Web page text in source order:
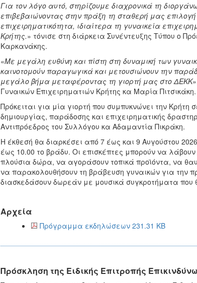
Για τον λόγο αυτό, στηρίζουμε διαχρονικά τη
επιβεβαιώνοντας στην πράξη τη σταθερή μας
επιχειρηματικότητα, ιδιαίτερα τη γυναικεία
Κρήτης.» τόνισε στη διάρκεια Συνέντευξης Τύπου ο
Καρκανάκης.
«Με μεγάλη ευθύνη και πίστη στη δυναμική των
καινοτομούν παραγωγικά και μετουσιώνουν την
μεγάλο βήμα μεταφέροντας τη γιορτή μας στο ΔΕΚΚ
Γυναικών Επιχειρηματιών Κρήτης κα Μαρία Πιτσικάκη.
Πρόκειται για μία γιορτή που συμπυκνώνει την
δημιουργίας, παράδοσης και επιχειρηματικής
Αντιπρόεδρος του Συλλόγου κα Αδαμαντία Πικράκη.
Η έκθεσή θα διαρκέσει από 7 έως και 9 Αυγούστου
έως 10.00 το βράδυ. Οι επισκέπτες μπορούν να
πλούσια δώρα, να αγοράσουν τοπικά προϊόντα, να
να παρακολουθήσουν τη βράβευση γυναικών για την
διασκεδάσουν δωρεάν με μουσικά συγκροτήματα που
Αρχεία
Πρόγραμμα εκδηλώσεων 231.31 KB
Πρόσκληση της Ειδικής Επιτροπής